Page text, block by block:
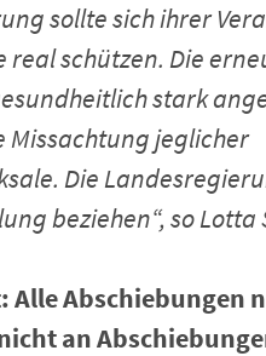
sollte sich ihrer
schützen. Die
stark
Missachtung jeglicher
Die
beziehen“, so Lotta
Abschiebungen
an